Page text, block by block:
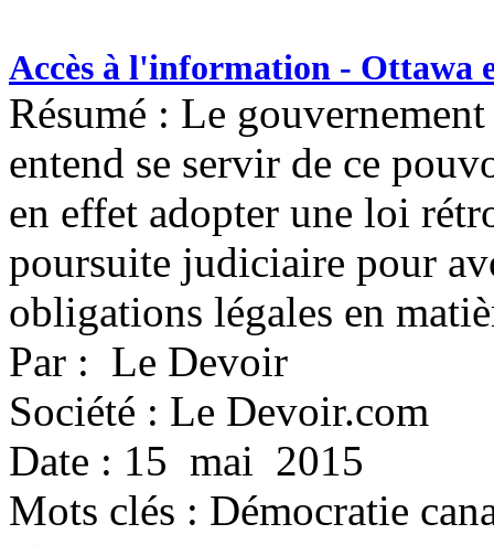
Accès à l'information - Ottawa
Résumé : Le
entend se servir de ce
en effet adopter une loi
poursuite judiciaire pour
obligations légales en
Par : Le Devoir
Société : Le Devoir.com
Date : 15 mai 2015
Mots clés : Démocratie